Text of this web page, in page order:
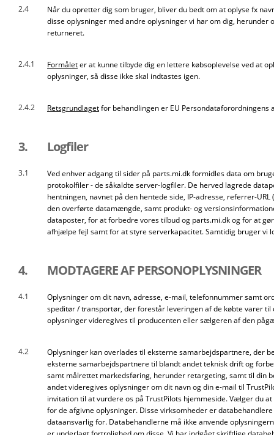
2.4
Når du opretter dig som bruger, bliver du bedt om at oplyse fx
disse oplysninger med andre oplysninger vi har om dig, herunder
returneret.
2.4.1 Formåleter at kunne tilbyde dig en lettere købsoplevelse ved at
oplysninger, så disse ikke skal indtastes igen.
2.4.2 Retsgrundlagetfor behandlingen er EU Persondataforordningens
3. Logfiler
3.1
Ved enhver adgang til sider på parts.mi.dk formidles data om
protokolfiler - de såkaldte server-logfiler. De herved lagrede
hentningen, navnet på den hentede side, IP-adresse, referrer-
den overførte datamængde, samt produkt- og
dataposter, for at forbedre vores tilbud og parts.mi.dk og for at
afhjælpe fejl samt for at styre serverkapacitet. Samtidig bruger
4. MODTAGERE AF PERSONOPLYSNINGER
4.1
Oplysninger om dit navn, adresse, e-mail, telefonnummer samt
speditør / transportør, der forestår leveringen af de købte varer
oplysninger videregives til producenten eller sælgeren af den
4.2
Oplysninger kan overlades til eksterne samarbejdspartnere, der
eksterne samarbejdspartnere til blandt andet teknisk drift og
samt målrettet markedsføring, herunder retargeting, samt til din
andet videregives oplysninger om dit navn og din e-mail til
invitation til at vurdere os på TrustPilots hjemmeside. Vælger du
for de afgivne oplysninger. Disse virksomheder er
dataansvarlig for. Databehandlerne må ikke anvende